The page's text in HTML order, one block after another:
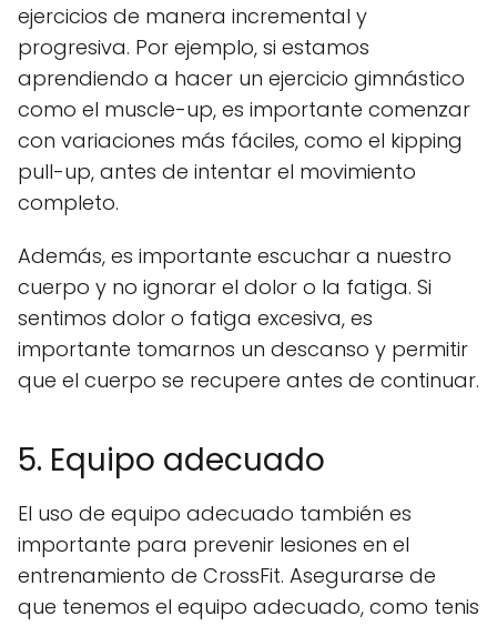
ejercicios de manera incremental y
progresiva. Por ejemplo, si estamos
aprendiendo a hacer un ejercicio gimnástico
como el muscle-up, es importante comenzar
con variaciones más fáciles, como el kipping
pull-up, antes de intentar el movimiento
completo.
Además, es importante escuchar a nuestro
cuerpo y no ignorar el dolor o la fatiga. Si
sentimos dolor o fatiga excesiva, es
importante tomarnos un descanso y permitir
que el cuerpo se recupere antes de continuar.
5. Equipo adecuado
El uso de equipo adecuado también es
importante para prevenir lesiones en el
entrenamiento de CrossFit. Asegurarse de
que tenemos el equipo adecuado, como tenis